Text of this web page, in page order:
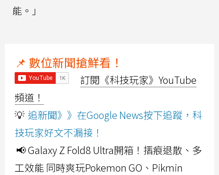
能。」
📌 數位新聞搶鮮看！
訂閱《科技玩家》YouTube
頻道！
💡 追新聞》》在Google News按下追蹤，科
技玩家好文不漏接！
📢 Galaxy Z Fold8 Ultra開箱！摺痕退散、多
工效能 同時爽玩Pokemon GO、Pikmin